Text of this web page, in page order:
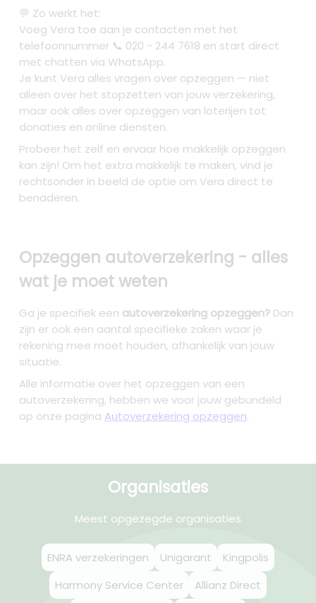
💬 Zo werkt het:
Voeg Vera toe aan je contacten met het
telefoonnummer 📞 020 - 244 7618 en start direct
met chatten via WhatsApp.
Je kunt Vera alles vragen over opzeggen — niet
alleen over het stopzetten van jouw verzekering,
maar ook alles over opzeggen van loterijen tot
donaties en online diensten.
Probeer het zelf en ervaar hoe makkelijk opzeggen
kan zijn! Om het extra makkelijk te maken, vind je
rechtsonder in beeld de optie om Vera direct te
benaderen.
Opzeggen autoverzekering - alles
wat je moet weten
Ga je specifiek een autoverzekering opzeggen? Dan
zijn er ook een aantal specifieke zaken waar je
rekening mee moet houden, afhankelijk van jouw
situatie.
Alle informatie over het opzeggen van een
autoverzekering, hebben we voor jouw gebundeld
op onze pagina Autoverzekering opzeggen.
Organisaties
Meest opgezegde organisaties
ENRA verzekeringen Unigarant
Kingpolis
Harmony Service Center
Allianz Direct